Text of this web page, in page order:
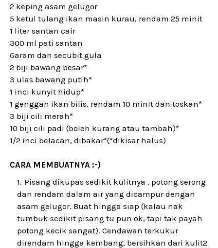
2 keping asam gelugor
5 ketul tulang ikan masin kurau, rendam 25 minit
1 liter santan cair
300 ml pati santan
Garam dan secubit gula
2 biji bawang besar*
3 ulas bawang putih*
1 inci kunyit hidup*
1 genggan ikan bilis, rendam 10 minit dan toskan*
3 biji cili merah*
10 biji cili padi (boleh kurang atau tambah)*
1/2 inci belacan, dibakar*(*dikisar halus)
CARA MEMBUATNYA :-)
Pisang dikupas sedikit kulitnya , potong serong
dan rendam dalam air yang dicampur dengan
asam gelugor. Buat hingga siap (kalau nak
tumbuk sedikit pisang tu pun ok, tapi tak payah
potong kecik sangat). Cendawan terkukur
direndam hingga kembang, bersihkan dari kulit2